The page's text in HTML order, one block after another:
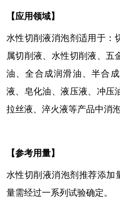
【应用领域】
水性切削液消泡剂适用于：
属切削液、 水性切削液、五
油、全合成润滑油、半合
液、皂化油、液压液、冲压
拉丝液、淬火液等产品中消
【参考用量】
水性切削液消泡剂 推荐添加
量需经过一系列试验确定。